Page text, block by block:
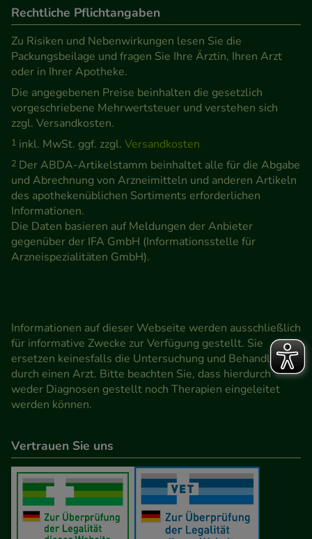
betreiben.
Statistik & Tracking:Hierüber lassen sich
Informationen über die Art und Weise der Nutzung
unsere Website weiter für Sie optimieren können,
den Inhalt auf unserer Website aber auch die
Werbung auf Drittseiten möglichst relevant für Sie
zu gestalten. Bitte beachten Sie, dass Daten hierfür
teilweise an Dritte wie z.B. Google oder soziale
Medien übertragen werden.
Rechtliche Pflichtangaben
Zu Risiken und Nebenwirkungen lesen Sie die
Packungsbeilage und fragen Sie Ihre Ärztin, Ihren Arzt
oder in Ihrer Apotheke.
Die angegebenen Preise beinhalten die gesetzlich
vorgeschriebene Mehrwertsteuer und verstehen sich
zzgl. Versandkosten.
1 inkl. MwSt. ggf. zzgl. Versandkosten
2 Der ABDA-Artikelstamm beinhaltet alle für die Abgabe
und Abrechnung von Arzneimitteln und anderen Artikeln
des apothekenüblichen Sortiments erforderlichen
Informationen.
Die Daten basieren auf Meldungen der Anbieter
gegenüber der IFA GmbH (Informationsstelle für
Arzneispezialitäten GmbH).
Informationen auf dieser Webseite werden ausschließlich
für informative Zwecke zur Verfügung gestellt. Sie
ersetzen keinesfalls die Untersuchung und Behandlung
durch einen Arzt. Bitte beachten Sie, dass hierdurch
weder Diagnosen gestellt noch Therapien eingeleitet
werden können.
Vertrauen Sie uns